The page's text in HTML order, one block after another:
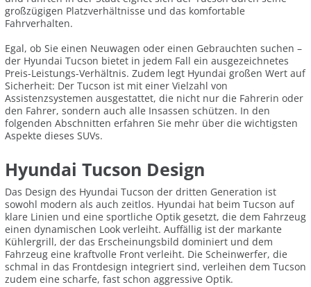
großzügigen Platzverhältnisse und das komfortable
Fahrverhalten.
Egal, ob Sie einen Neuwagen oder einen Gebrauchten suchen –
der Hyundai Tucson bietet in jedem Fall ein ausgezeichnetes
Preis-Leistungs-Verhältnis. Zudem legt Hyundai großen Wert auf
Sicherheit: Der Tucson ist mit einer Vielzahl von
Assistenzsystemen ausgestattet, die nicht nur die Fahrerin oder
den Fahrer, sondern auch alle Insassen schützen. In den
folgenden Abschnitten erfahren Sie mehr über die wichtigsten
Aspekte dieses SUVs.
Hyundai Tucson Design
Das Design des Hyundai Tucson der dritten Generation ist
sowohl modern als auch zeitlos. Hyundai hat beim Tucson auf
klare Linien und eine sportliche Optik gesetzt, die dem Fahrzeug
einen dynamischen Look verleiht. Auffällig ist der markante
Kühlergrill, der das Erscheinungsbild dominiert und dem
Fahrzeug eine kraftvolle Front verleiht. Die Scheinwerfer, die
schmal in das Frontdesign integriert sind, verleihen dem Tucson
zudem eine scharfe, fast schon aggressive Optik.